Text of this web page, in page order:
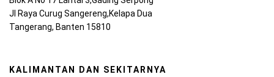
Jl Raya Curug Sangereng,Kelapa Dua
Tangerang, Banten 15810
KALIMANTAN DAN SEKITARNYA